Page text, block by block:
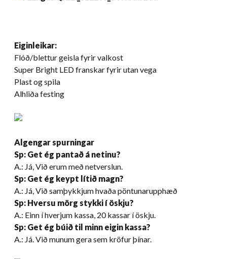
Eiginleikar:
Flóð/blettur geisla fyrir valkost
Super Bright LED franskar fyrir utan vega
Plast og spila
Alhliða festing
Algengar spurningar
Sp: Get ég pantað á netinu?
A.: Já, Við erum með netverslun.
Sp: Get ég keypt lítið magn?
A.: Já, Við samþykkjum hvaða pöntunarupphæð
Sp: Hversu mörg stykki í öskju?
A.: Einn í hverjum kassa, 20 kassar í öskju.
Sp: Get ég búið til minn eigin kassa?
A.: Já. Við munum gera sem kröfur þínar.